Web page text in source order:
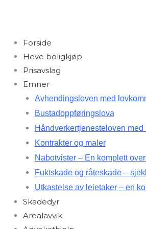
Forside
Heve boligkjøp
Prisavslag
Emner
Avhendingsloven med
Bustadoppføringslova
Håndverkertjenesteloven med
Kontrakter og maler
Nabotvister – En komplett
Fuktskade og råteskade –
Utkastelse av leietaker – en
Skadedyr
Arealavvik